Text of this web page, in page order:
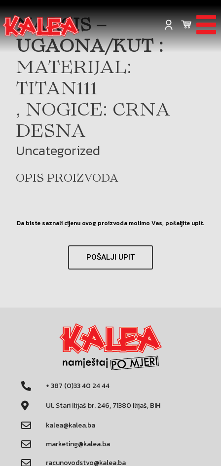
NARCIS –
UGAONA/KUT :
MATERIJAL:
TITAN111
, NOGICE: CRNA
DESNA
Uncategorized
OPIS PROIZVODA
Da biste saznali cijenu ovog proizvoda molimo Vas, pošaljite upit.
POŠALJI UPIT
+ 387 (0)33 40 24 44
Ul. Stari Ilijaš br. 246, 71380 Ilijaš, BIH
kalea@kalea.ba
marketing@kalea.ba
racunovodstvo@kalea.ba